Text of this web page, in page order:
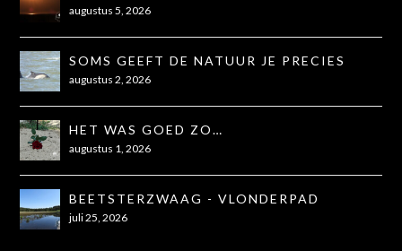
augustus 5, 2026
SOMS GEEFT DE NATUUR JE PRECIES
WAT JE NODIG HEBT
augustus 2, 2026
HET WAS GOED ZO…
augustus 1, 2026
BEETSTERZWAAG - VLONDERPAD
juli 25, 2026